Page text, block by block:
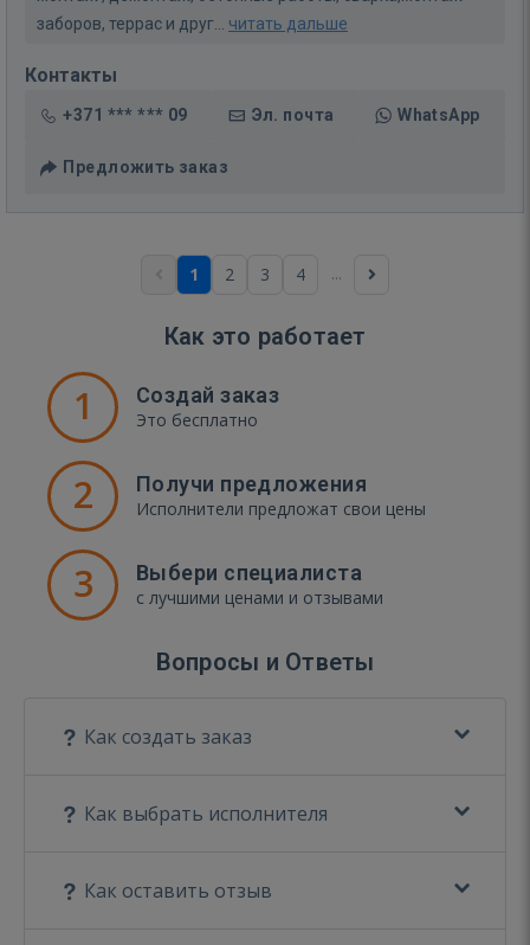
заборов, террас и друг... читать дальше
Контакты
+371 *** *** 09 Эл. почта WhatsApp
Предложить заказ
1 2 3 4 ...
Как это работает
1 Создай заказ
Это бесплатно
2 Получи предложения
Исполнители предложат свои цены
3 Выбери специалиста
с лучшими ценами и отзывами
Вопросы и Ответы
Как создать заказ
Как выбрать исполнителя
Как оставить отзыв